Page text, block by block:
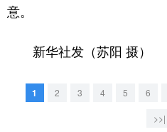
文化产业
地方频道
意。
新华社发（苏阳 摄）
1 2 3 4 5 6
>>|